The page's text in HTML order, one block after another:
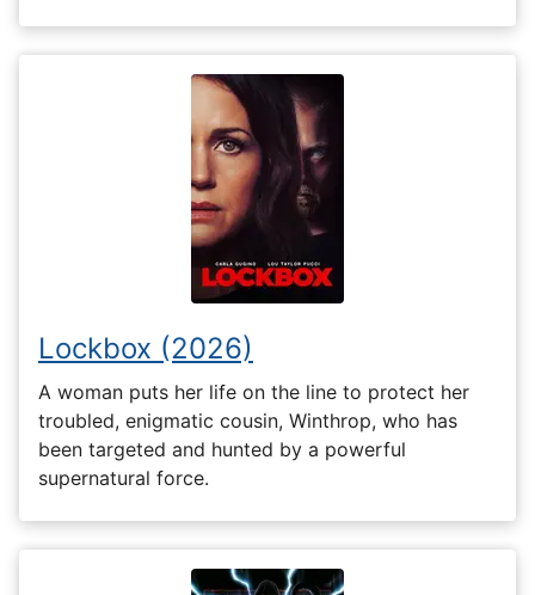
Lockbox (2026)
A woman puts her life on the line to protect her
troubled, enigmatic cousin, Winthrop, who has
been targeted and hunted by a powerful
supernatural force.